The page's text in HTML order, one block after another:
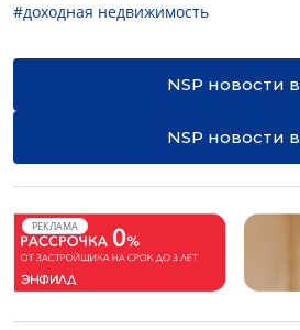
#доходная недвижимость
NSP новости в
NSP новости в
РЕКЛАМА